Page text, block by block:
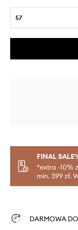
57
FINAL
*extra -10%
min. 399 zł.
DARMOWA